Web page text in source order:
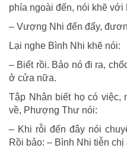
phía ngoài đến, nói khẽ với
– Vượng Nhi đến đấy,
Lại nghe Bình Nhi khẽ nói:
– Biết rồi. Bảo nó đi ra,
ở cửa nữa.
Tập Nhân biết họ có việc,
về, Phượng Thư nói:
– Khi rỗi đến đây nói
Rồi bảo: – Bình Nhi tiễn chị